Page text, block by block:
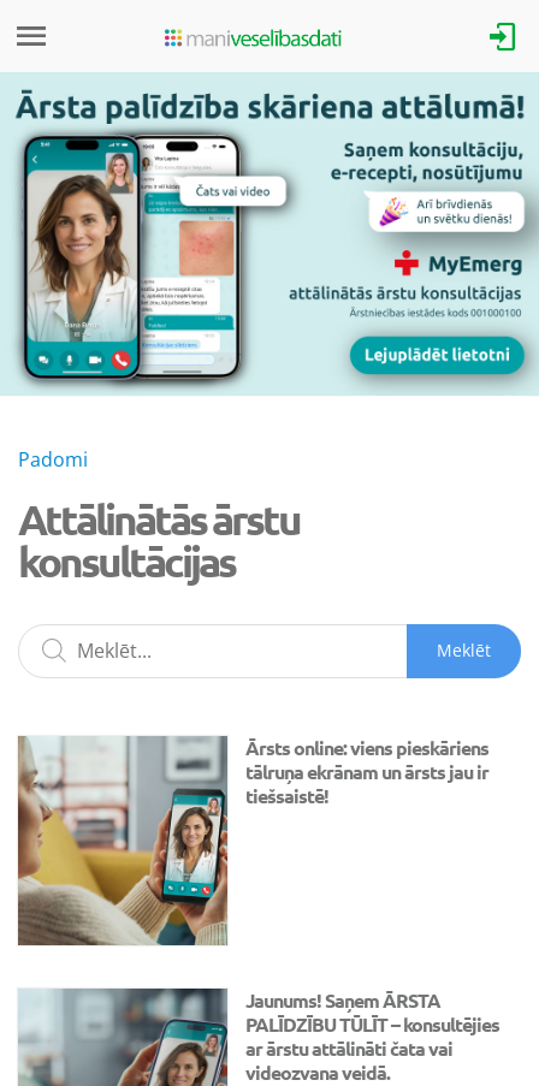
Padomi
Attālinātās ārstu
konsultācijas
Meklēt
Ārsts online: viens pieskāriens
tālruņa ekrānam un ārsts jau ir
tiešsaistē!
Jaunums! Saņem ĀRSTA
PALĪDZĪBU TŪLĪT – konsultējies
ar ārstu attālināti čata vai
videozvana veidā.